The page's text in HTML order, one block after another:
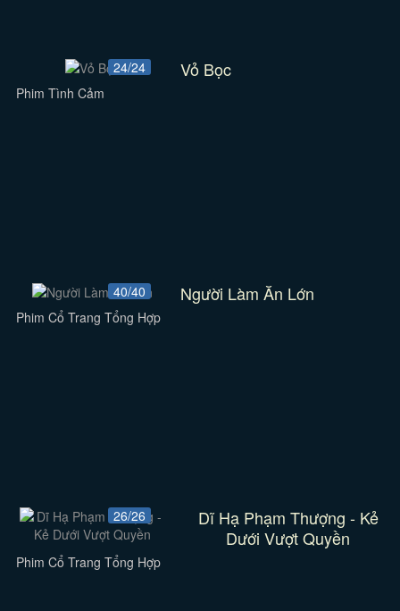
24/24 Vỏ Bọc
Phim Tình Cảm
40/40 Người Làm Ăn Lớn
Phim Cổ Trang Tổng Hợp
26/26
Dĩ Hạ Phạm Thượng - Kẻ
Dưới Vượt Quyền
Phim Cổ Trang Tổng Hợp